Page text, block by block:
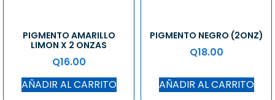
PIGMENTO AMARILLO
LIMON X 2 ONZAS
Q16.00
AÑADIR AL CARRITO
PIGMENTO NEGRO (2ONZ)
Q18.00
AÑADIR AL CARRITO